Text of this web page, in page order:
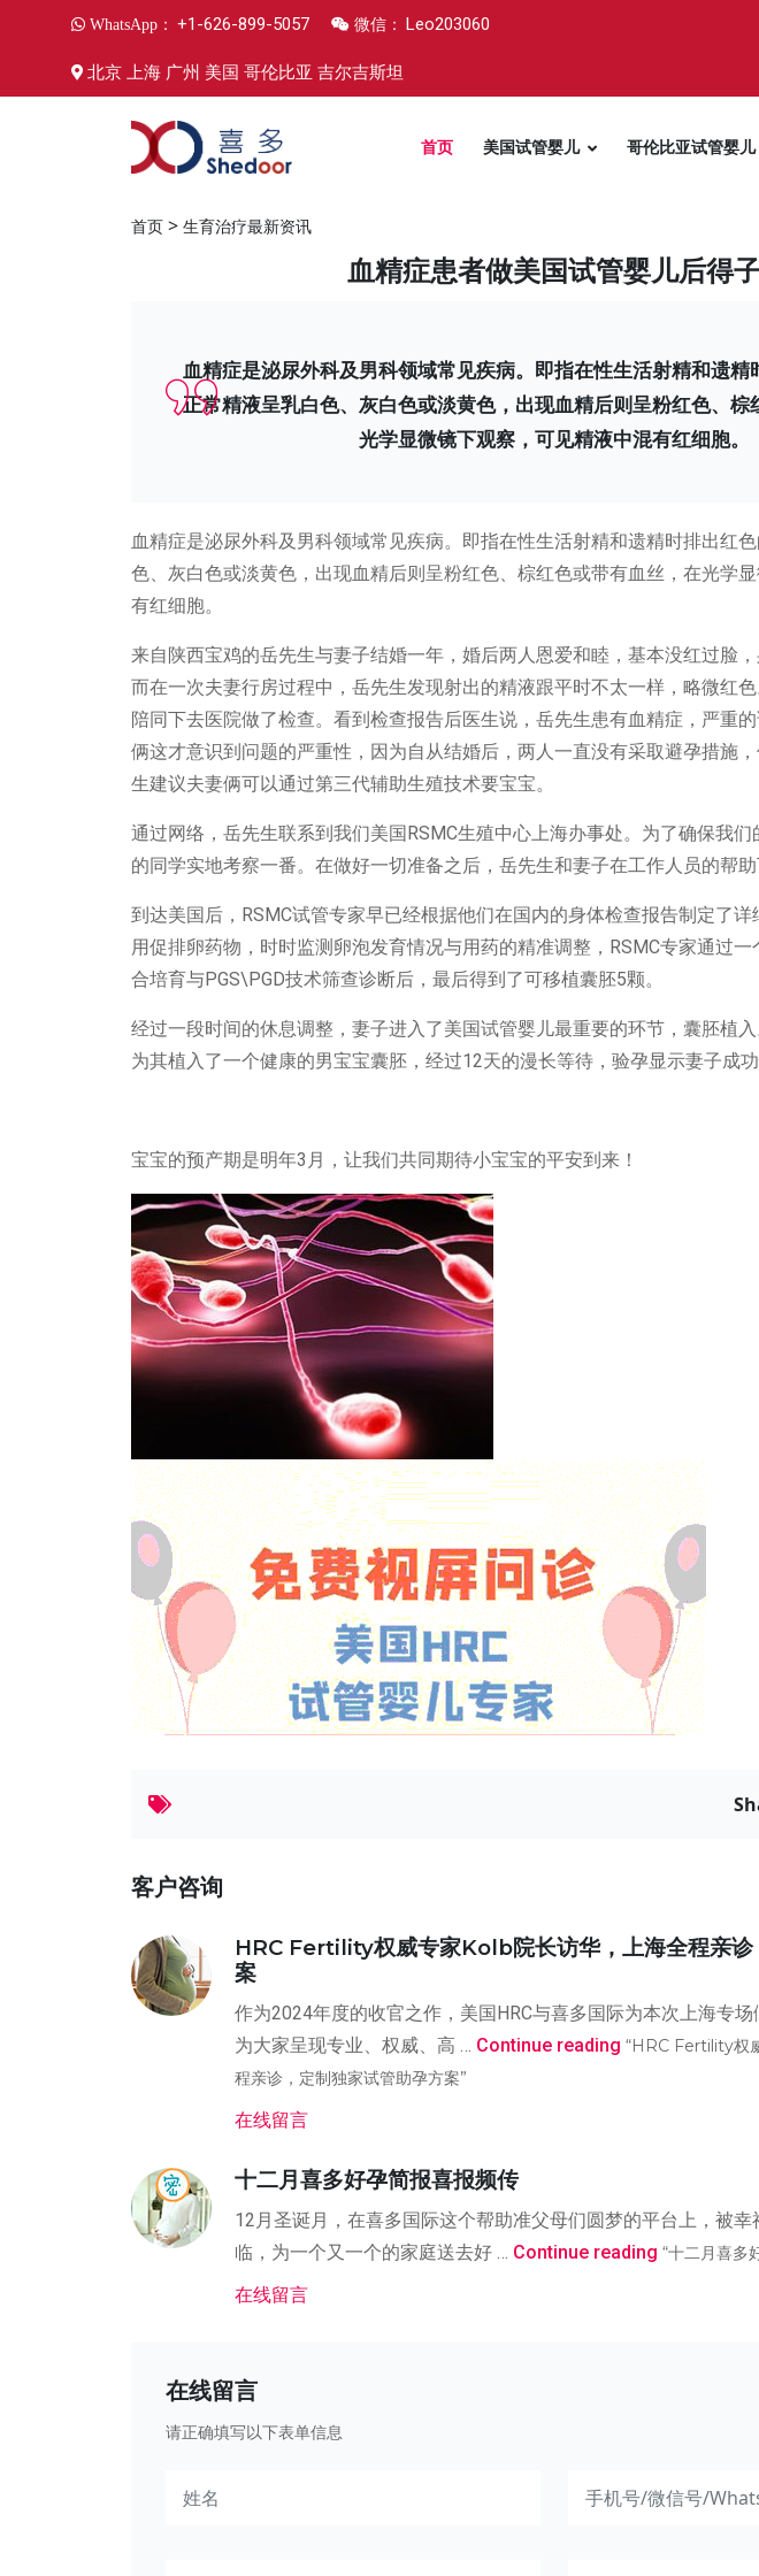
WhatsApp： +1-626-899-5057 微信： Leo203060
北京 上海 广州 美国 哥伦比亚 吉尔吉斯坦
首页 美国试管婴儿 哥伦比亚试管婴儿
首页 > 生育治疗最新资讯
血精症患者做美国试管婴儿后得
血精症是泌尿外科及男科领域常见疾病。即指在性生活射精和遗精
正常精液呈乳白色、灰白色或淡黄色，出现血精后则呈粉红色、棕
光学显微镜下观察，可见精液中混有红细胞。
血精症是泌尿外科及男科领域常见疾病。即指在性生活射精和遗精时排出红
色、灰白色或淡黄色，出现血精后则呈粉红色、棕红色或带有血丝，在光学
有红细胞。
来自陕西宝鸡的岳先生与妻子结婚一年，婚后两人恩爱和睦，基本没红过脸
而在一次夫妻行房过程中，岳先生发现射出的精液跟平时不太一样，略微红
陪同下去医院做了检查。看到检查报告后医生说，岳先生患有血精症，严重
俩这才意识到问题的严重性，因为自从结婚后，两人一直没有采取避孕措施
生建议夫妻俩可以通过第三代辅助生殖技术要宝宝。
通过网络，岳先生联系到我们美国 RSMC生殖中心上海办事处。为了确保我们
的同学实地考察一番。在做好一切准备之后，岳先生和妻子在工作人员的帮助
到达美国后， RSMC试管专家早已经根据他们在国内的身体检查报告制定了
用促排卵药物，时时监测卵泡发育情况与用药的精准调整， RSMC专家通过一
合培育与PGS\PGD技术筛查诊断后，最后得到了可移植囊胚5颗。
经过一段时间的休息调整，妻子进入了美国试管婴儿最重要的环节，囊胚植入
为其植入了一个健康的男宝宝囊胚，经过12天的漫长等待，验孕显示妻子成功
宝宝的预产期是明年3 月，让我们共同期待小宝宝的平安到来！
客户咨询
HRC Fertility权威专家Kolb院长访华，上海全程亲诊
案
作为2024年度的收官之作，美国HRC与喜多国际为本次上海专
为大家呈现专业、权威、高 … Continue reading “HRC Fertility权
程亲诊，定制独家试管助孕方案”
在线留言
十二月喜多好孕简报喜报频传
12月圣诞月，在喜多国际这个帮助准父母们圆梦的平台上，被
临，为一个又一个的家庭送去好 … Continue reading “十二月喜多
在线留言
在线留言
请正确填写以下表单信息